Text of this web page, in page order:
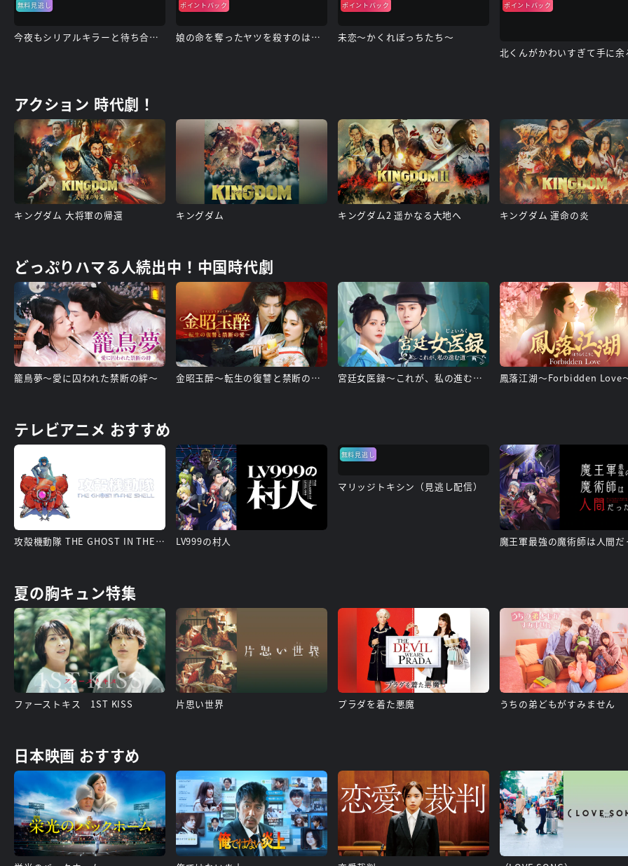
無料見逃し
今夜もシリアルキラーと待ち合わせ
ポイントバック
娘の命を奪ったヤツを殺すのは罪ですか？
ポイントバック
未恋～かくれぼっちたち～
ポイントバック
アクション 時代劇！
キングダム 大将軍の帰還 キングダム キングダム2 遥かなる大地へ キングダム 運命の炎
どっぷりハマる人続出中！中国時代劇
籠鳥夢～愛に囚われた禁断の絆～ 金昭玉醉～転生の復讐と禁断の愛～ 宮廷女医録～これが、私の進む道～ 鳳落江湖～Forbidden Love
テレビアニメ おすすめ
攻殻機動隊 THE GHOST IN THE SHELL LV999の村人
無料見逃し
マリッジトキシン（見逃し配信）
魔王軍最強の魔術師は人間だ
夏の胸キュン特集
ファーストキス 1ST KISS 片思い世界 プラダを着た悪魔 うちの弟どもがすみません
日本映画 おすすめ